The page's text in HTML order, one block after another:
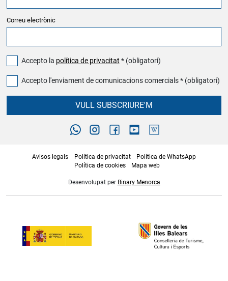
Correu electrònic
Accepto la política de privacitat * (obligatori)
Accepto l'enviament de comunicacions comercials * (obligatori)
VULL SUBSCRIURE'M
Avisos legals Política de privacitat
Política de WhatsApp
Política de cookies
Mapa web
Desenvolupat per Binary Menorca